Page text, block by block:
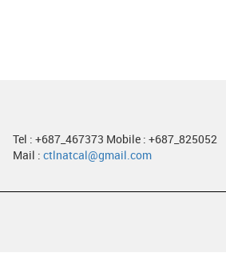
Tel : +687_467373 Mobile : +687_825052
Mail : ctlnatcal@gmail.com